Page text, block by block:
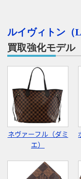
電話で相談
ルイヴィトン（
買取強化モデル
ネヴァーフル（ダミ
エ）